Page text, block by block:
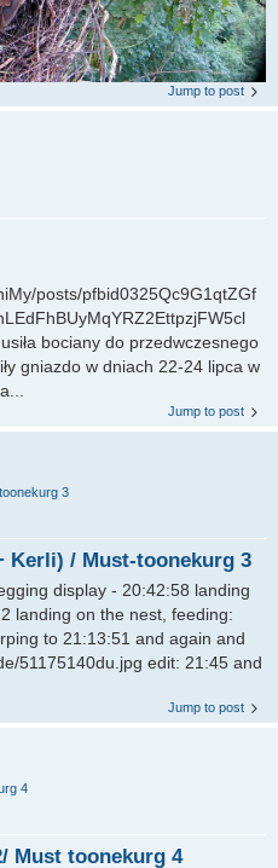
Jump to post
posts/pfbid0325Qc9G1qtZGf
bociany do przedwczesnego
gniazdo w dniach 22-24 lipca w
Jump to post
3
Kerli) / Must-toonekurg 3
display - 20:42:58 landing
landing on the nest, feeding:
to 21:13:51 and again and
51175140du.jpg edit: 21:45 and
Jump to post
4
Must toonekurg 4